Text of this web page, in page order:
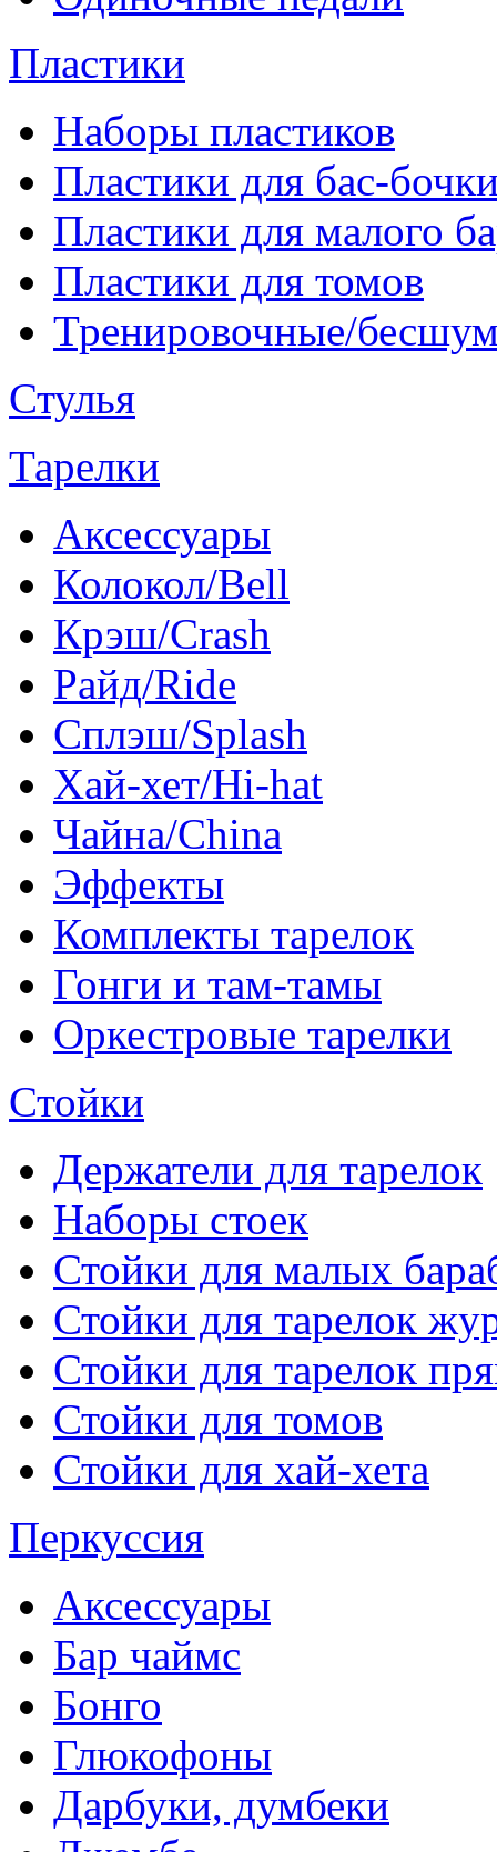
Пластики
Наборы пластиков
Пластики для бас-
Пластики для малого
Пластики для томов
Тренировочные/
Стулья
Тарелки
Аксессуары
Колокол/Bell
Крэш/Crash
Райд/Ride
Сплэш/Splash
Хай-хет/Hi-hat
Чайна/China
Эффекты
Комплекты тарелок
Гонги и там-тамы
Оркестровые тарелки
Стойки
Держатели для тарелок
Наборы стоек
Стойки для малых
Стойки для тарелок
Стойки для тарелок
Стойки для томов
Стойки для хай-хета
Перкуссия
Аксессуары
Бар чаймс
Бонго
Глюкофоны
Дарбуки, думбеки